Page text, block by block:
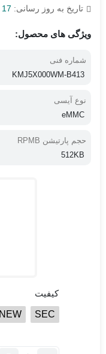
تاریخ به روز رسانی: 17 مرداد 1405
ویژگی های محصول:
شماره فنی
KMJ5X000WM-B413
نوع آیسی
eMMC
حجم پارتیشن RPMB
512KB
کیفیت
SEC
NEW